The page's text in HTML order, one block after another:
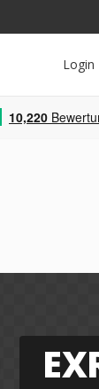
Login
10,220